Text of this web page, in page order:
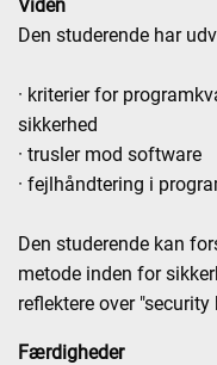
Viden
Den studerende har
· kriterier for
sikkerhed
· trusler mod software
· fejlhåndtering i
Den studerende kan
metode inden for
reflektere over
Færdigheder